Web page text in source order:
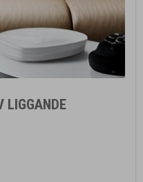
LIGGANDE